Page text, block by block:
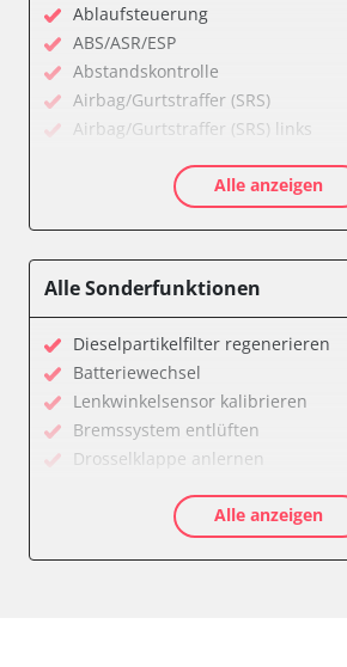
Ablaufsteuerung
ABS/ASR/ESP
Abstandskontrolle
Airbag/Gurtstraffer (SRS)
Airbag/Gurtstraffer (SRS) links
Allradelektronik
Anhängersteuergerät
Bremskraftverstärker
Diagnoseschnittstelle (EOBD/OBDII)
Differentialsperre
Einparkhilfe
Einparkhilfe Lenkhilfe
Fahrtrichtungskamera
Fernlichtassistent
Feststellbremse (EPB / SBC)
Alle anzeigen
Alle Sonderfunktionen
Dieselpartikelfilter regenerieren
Batteriewechsel
Lenkwinkelsensor kalibrieren
Bremssystem entlüften
Drosselklappe anlernen
Luftmassenmesser anlernen
Kraftstofftank entleeren
Alle anzeigen